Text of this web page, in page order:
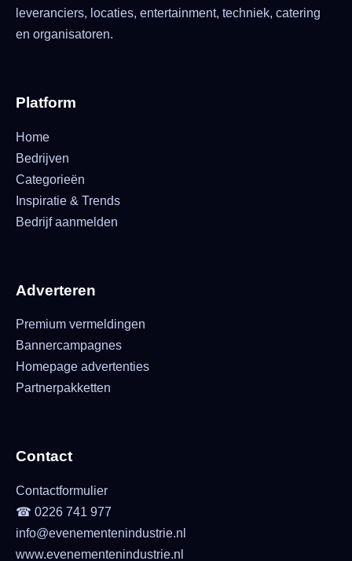
leveranciers, locaties, entertainment, techniek, catering
en organisatoren.
Platform
Home
Bedrijven
Categorieën
Inspiratie & Trends
Bedrijf aanmelden
Adverteren
Premium vermeldingen
Bannercampagnes
Homepage advertenties
Partnerpakketten
Contact
Contactformulier
☎ 0226 741 977
info@evenementenindustrie.nl
www.evenementenindustrie.nl